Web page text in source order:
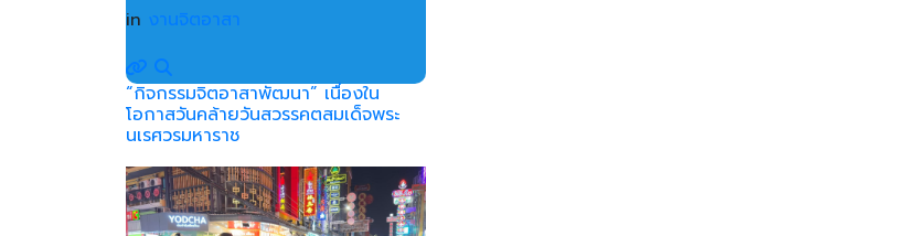
in งานจิตอาสา
“กิจกรรมจิตอาสาพัฒนา” เนื่องใน
โอกาสวันคล้ายวันสวรรคตสมเด็จพระ
นเรศวรมหาราช